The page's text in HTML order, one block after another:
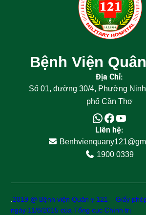
Bệnh Viện
Địa Chỉ:
Số 01, đường 30/4, Phường
phố Cần Thơ
Liên hệ:
1900 0339
2019 @ Bệnh viện Quân y 121 – Giấy
ngày 11/8/2015 của Tổng cục Chính trị